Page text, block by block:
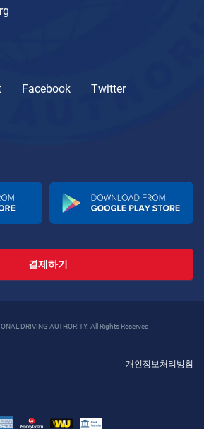
Facebook
Twitter
결제하기
DRIVING AUTHORITY. All Rights Reserved
개인정보처리방침